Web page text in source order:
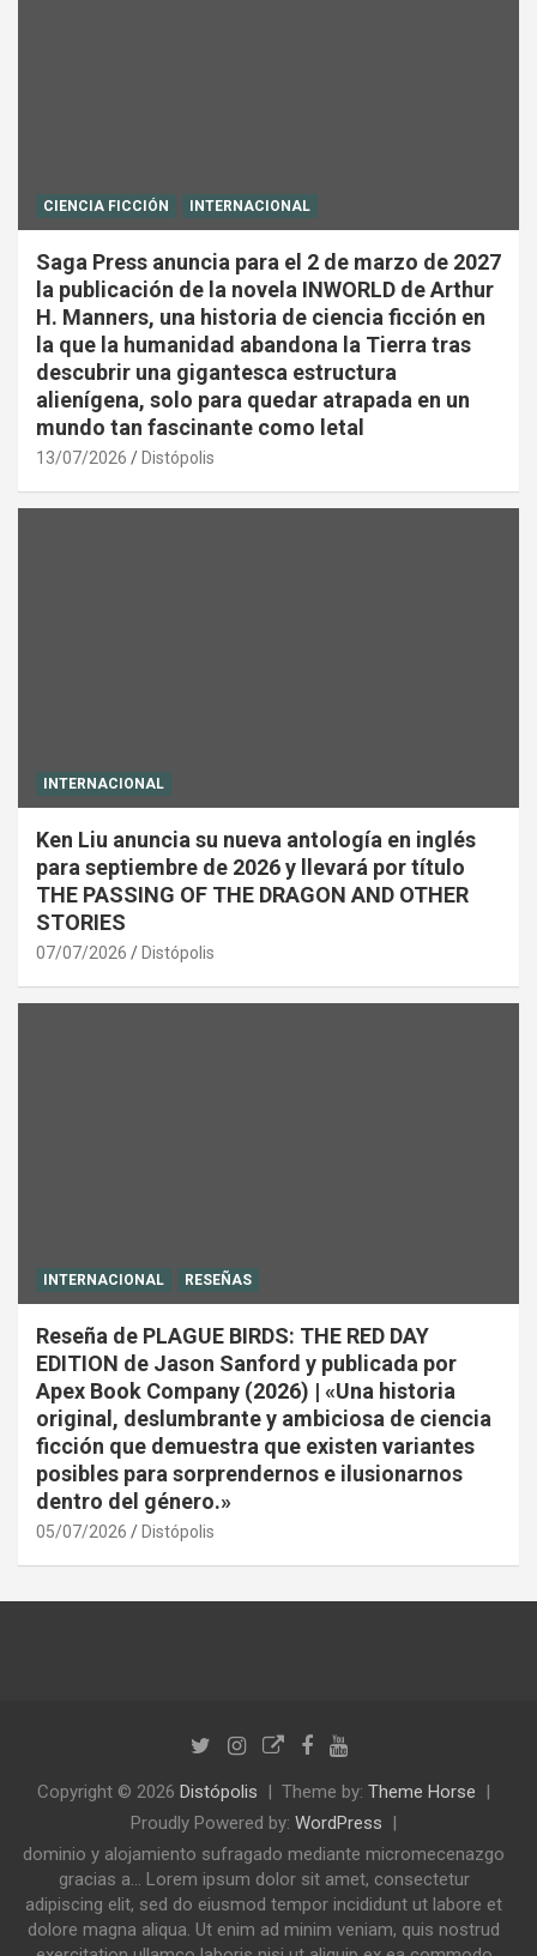
CIENCIA FICCIÓN INTERNACIONAL
Saga Press anuncia para el 2 de marzo de 2027
la publicación de la novela INWORLD de Arthur
H. Manners, una historia de ciencia ficción en
la que la humanidad abandona la Tierra tras
descubrir una gigantesca estructura
alienígena, solo para quedar atrapada en un
mundo tan fascinante como letal
13/07/2026 Distópolis
INTERNACIONAL
Ken Liu anuncia su nueva antología en inglés
para septiembre de 2026 y llevará por título
THE PASSING OF THE DRAGON AND OTHER
STORIES
07/07/2026 Distópolis
INTERNACIONAL RESEÑAS
Reseña de PLAGUE BIRDS: THE RED DAY
EDITION de Jason Sanford y publicada por
Apex Book Company (2026) | «Una historia
original, deslumbrante y ambiciosa de ciencia
ficción que demuestra que existen variantes
posibles para sorprendernos e ilusionarnos
dentro del género.»
05/07/2026 Distópolis
Copyright © 2026 Distópolis Theme by: Theme Horse
Proudly Powered by: WordPress
dominio y alojamiento sufragado mediante micromecenazgo
gracias a... Lorem ipsum dolor sit amet, consectetur
adipiscing elit, sed do eiusmod tempor incididunt ut labore et
dolore magna aliqua. Ut enim ad minim veniam, quis nostrud